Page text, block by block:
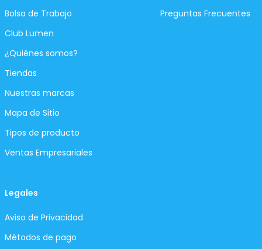
Bolsa de Trabajo
Club Lumen
¿Quiénes somos?
Tiendas
Nuestras marcas
Mapa de Sitio
Tipos de producto
Ventas Empresariales
Preguntas Frecuentes
Legales
Aviso de Privacidad
Métodos de pago